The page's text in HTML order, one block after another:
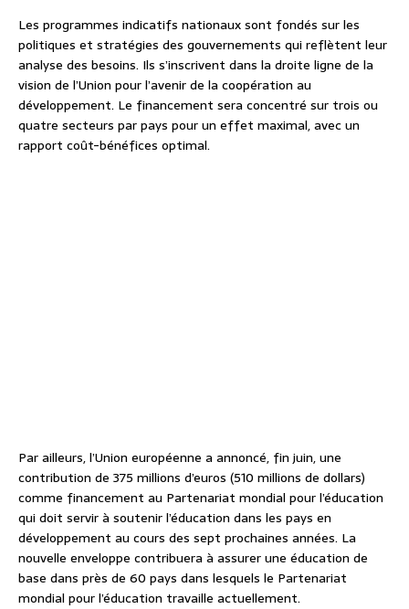
Les programmes indicatifs nationaux sont fondés sur les
politiques et stratégies des gouvernements qui reflètent leur
analyse des besoins. Ils s’inscrivent dans la droite ligne de la
vision de l’Union pour l’avenir de la coopération au
développement. Le financement sera concentré sur trois ou
quatre secteurs par pays pour un effet maximal, avec un
rapport coût-bénéfices optimal.
Par ailleurs, l’Union européenne a annoncé, fin juin, une
contribution de 375 millions d’euros (510 millions de dollars)
comme financement au Partenariat mondial pour l’éducation
qui doit servir à soutenir l’éducation dans les pays en
développement au cours des sept prochaines années. La
nouvelle enveloppe contribuera à assurer une éducation de
base dans près de 60 pays dans lesquels le Partenariat
mondial pour l’éducation travaille actuellement.